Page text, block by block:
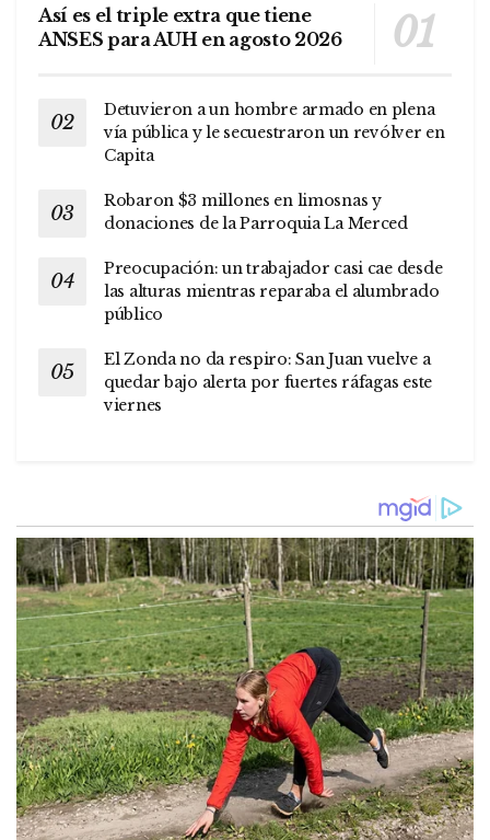
Así es el triple extra que tiene
ANSES para AUH en agosto 2026
Detuvieron a un hombre armado en plena
vía pública y le secuestraron un revólver en
Capita
Robaron $3 millones en limosnas y
donaciones de la Parroquia La Merced
Preocupación: un trabajador casi cae desde
las alturas mientras reparaba el alumbrado
público
El Zonda no da respiro: San Juan vuelve a
quedar bajo alerta por fuertes ráfagas este
viernes